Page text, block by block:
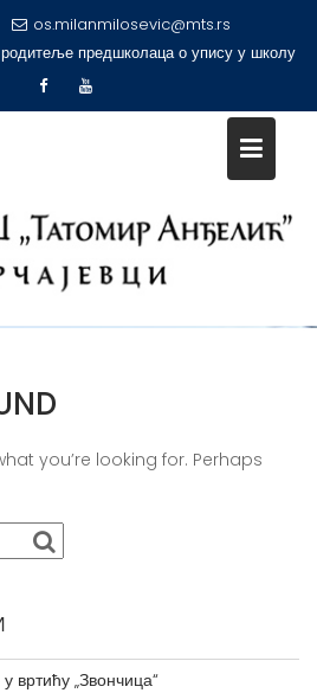
os.milanmilosevic@mts.rs
предшколаца о упису у школу
ЈАВНЕ
you’re looking for. Perhaps
вртићу „Звончица“